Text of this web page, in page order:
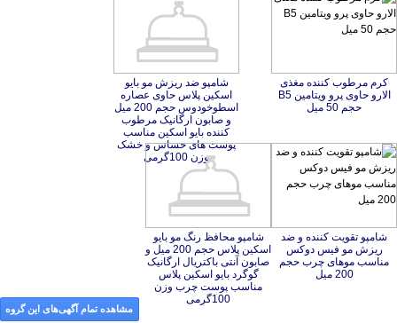
کرم مرطوب کننده مغذی
الارو حاوی پرو ویتامین B5
حجم 50 میل
شامپو ضد ریزش مو بایو
اسکین پلاس حاوی عصاره
اسطوخودوس حجم 200 میل
و صابون ارگانیک مرطوب
کننده بایو اسکین مناسب
پوست های حساس و خشک
وزن 100گرمی
شامپو تقویت کننده و ضد
ریزش مو فیس دوکس
مناسب موهای چرب حجم
200 میل
شامپو محافظ رنگ مو بایو
اسکین پلاس حجم 200 میل و
صابون آنتی باکتریال ارگانیک
گوگرد بایو اسکین پلاس
مناسب پوست چرب وزن
100گرمی
مشاهده تمام آگهی‌های این گروه